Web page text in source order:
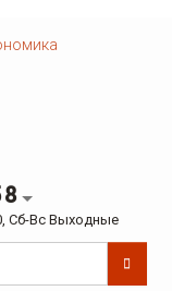
Сб-Вс Выходные